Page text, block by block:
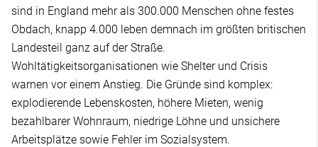
sind in England mehr als 300.000 Menschen ohne festes
Obdach, knapp 4.000 leben demnach im größten britischen
Landesteil ganz auf der Straße.
Wohltätigkeitsorganisationen wie Shelter und Crisis
warnen vor einem Anstieg. Die Gründe sind komplex:
explodierende Lebenskosten, höhere Mieten, wenig
bezahlbarer Wohnraum, niedrige Löhne und unsichere
Arbeitsplätze sowie Fehler im Sozialsystem.